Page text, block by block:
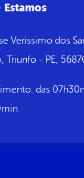
Estamos
Veríssimo dos
Triunfo - PE,
das